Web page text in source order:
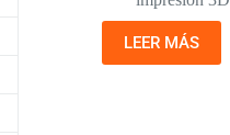
LEER MÁS